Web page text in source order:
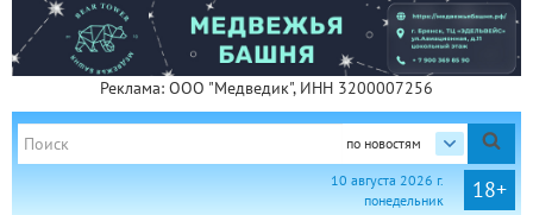
Реклама: ООО "Медведик", ИНН 3200007256
по новостям
18+
10 августа 2026 г.
понедельник